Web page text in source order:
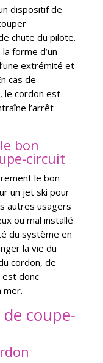
dispositif de
chute du pilote.
forme d’un
extrémité et
cas de
le cordon est
l’arrêt
bon
circuit
le bon
un jet ski pour
autres usagers
ou mal installé
du système en
la vie du
cordon, de
est donc
mer.
coupe-